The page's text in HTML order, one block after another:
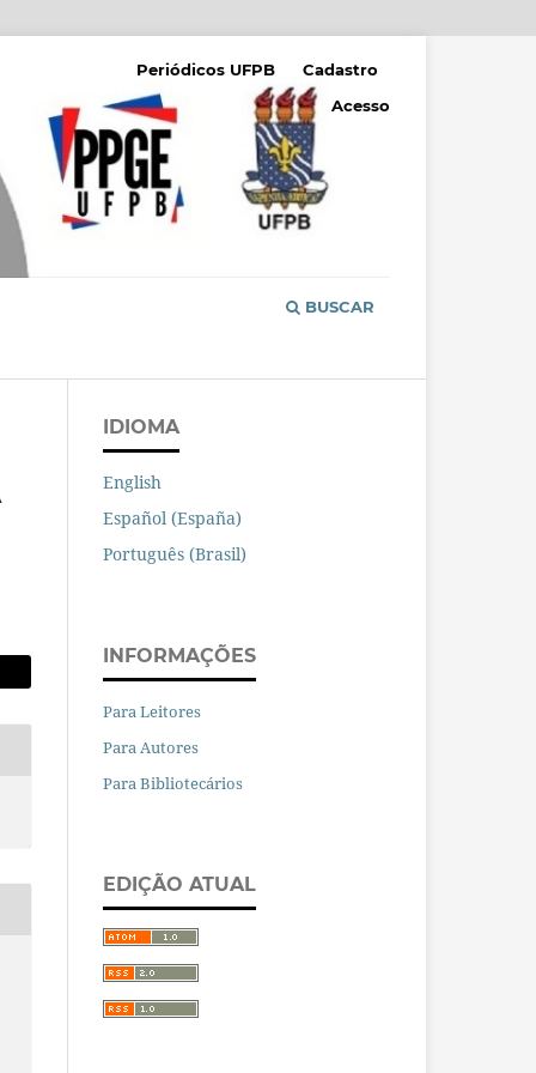
BUSCAR
Periódicos UFPB
Cadastro
Acesso
IDIOMA
English
Español (España)
Português (Brasil)
INFORMAÇÕES
Para Leitores
Para Autores
Para Bibliotecários
EDIÇÃO ATUAL